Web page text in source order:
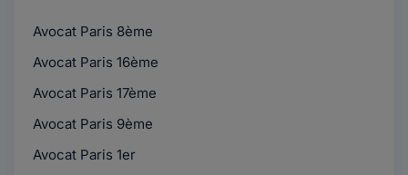
Avocat Paris 8ème
Avocat Paris 16ème
Avocat Paris 17ème
Avocat Paris 9ème
Avocat Paris 1er